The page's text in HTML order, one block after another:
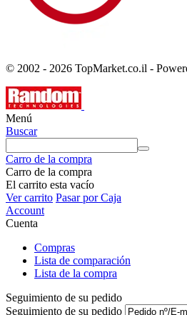
© 2002 - 2026 TopMarket.co.il -
Menú
Buscar
Carro de la compra
Carro de la compra
El carrito esta vacío
Ver carrito Pasar por Caja
Account
Cuenta
Compras
Lista de comparación
Lista de la compra
Seguimiento de su pedido
Seguimiento de su pedido